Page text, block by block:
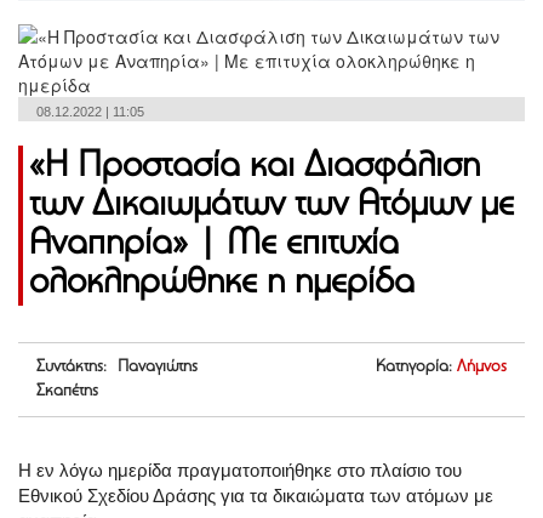
08.12.2022 | 11:05
«Η Προστασία και Διασφάλιση
των Δικαιωμάτων των Ατόμων με
Αναπηρία» | Με επιτυχία
ολοκληρώθηκε η ημερίδα
Συντάκτης: Παναγιώτης
Σκαπέτης
Κατηγορία: Λήμνος
Η εν λόγω ημερίδα πραγματοποιήθηκε στο πλαίσιο του
Εθνικού Σχεδίου Δράσης για τα δικαιώματα των ατόμων με